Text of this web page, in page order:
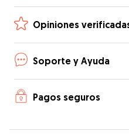
Opiniones
Soporte y Ayuda
Pagos seguros